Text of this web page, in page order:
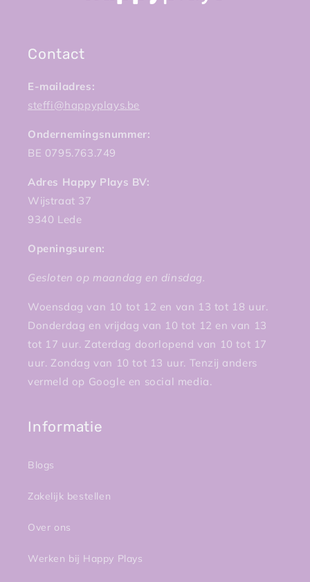
Contact
E-mailadres:
steffi@happyplays.be
Ondernemingsnummer:
BE 0795.763.749
Adres Happy Plays BV:
Wijstraat 37
9340 Lede
Openingsuren:
Gesloten op maandag en dinsdag.
Woensdag van 10 tot 12 en van 13 tot 18 uur.
Donderdag en vrijdag van 10 tot 12 en van 13
tot 17 uur. Zaterdag doorlopend van 10 tot 17
uur. Zondag van 10 tot 13 uur. Tenzij anders
vermeld op Google en social media.
Informatie
Blogs
Zakelijk bestellen
Over ons
Werken bij Happy Plays